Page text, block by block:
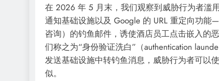
在 2026 年 5 月末，我们观察到威胁行为者滥
通知基础设施以及 Google 的 URL 重定向功
咨询）的钓鱼邮件，诱使酒店员工点击嵌入的
们称之为“身份验证洗白”（authentication
发送基础设施中转钓鱼消息，威胁行为者可以
似。